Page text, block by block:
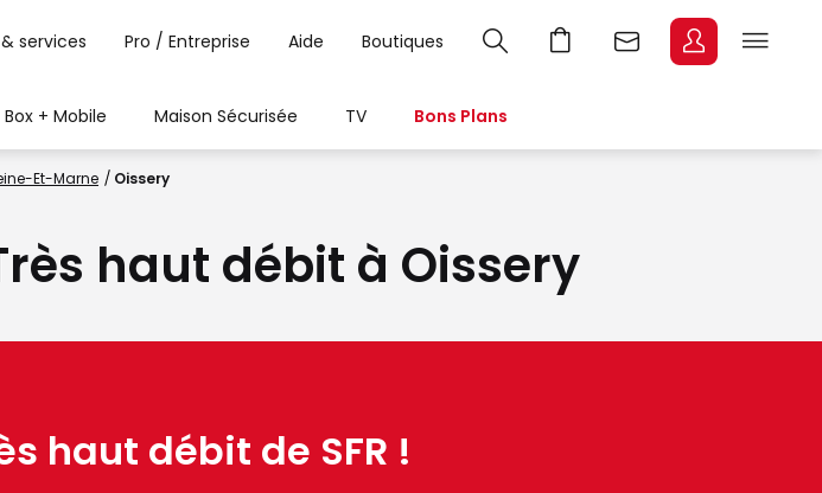
services Pro / Entreprise Aide Boutiques
Box + Mobile Maison Sécurisée TV Bons Plans
Et-Marne Oissery
haut débit à Oissery
haut débit de SFR !